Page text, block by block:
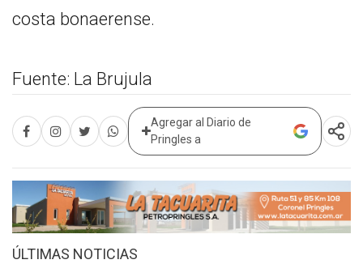
costa bonaerense.
Fuente: La Brujula
Agregar al Diario de
Pringles a
ÚLTIMAS NOTICIAS